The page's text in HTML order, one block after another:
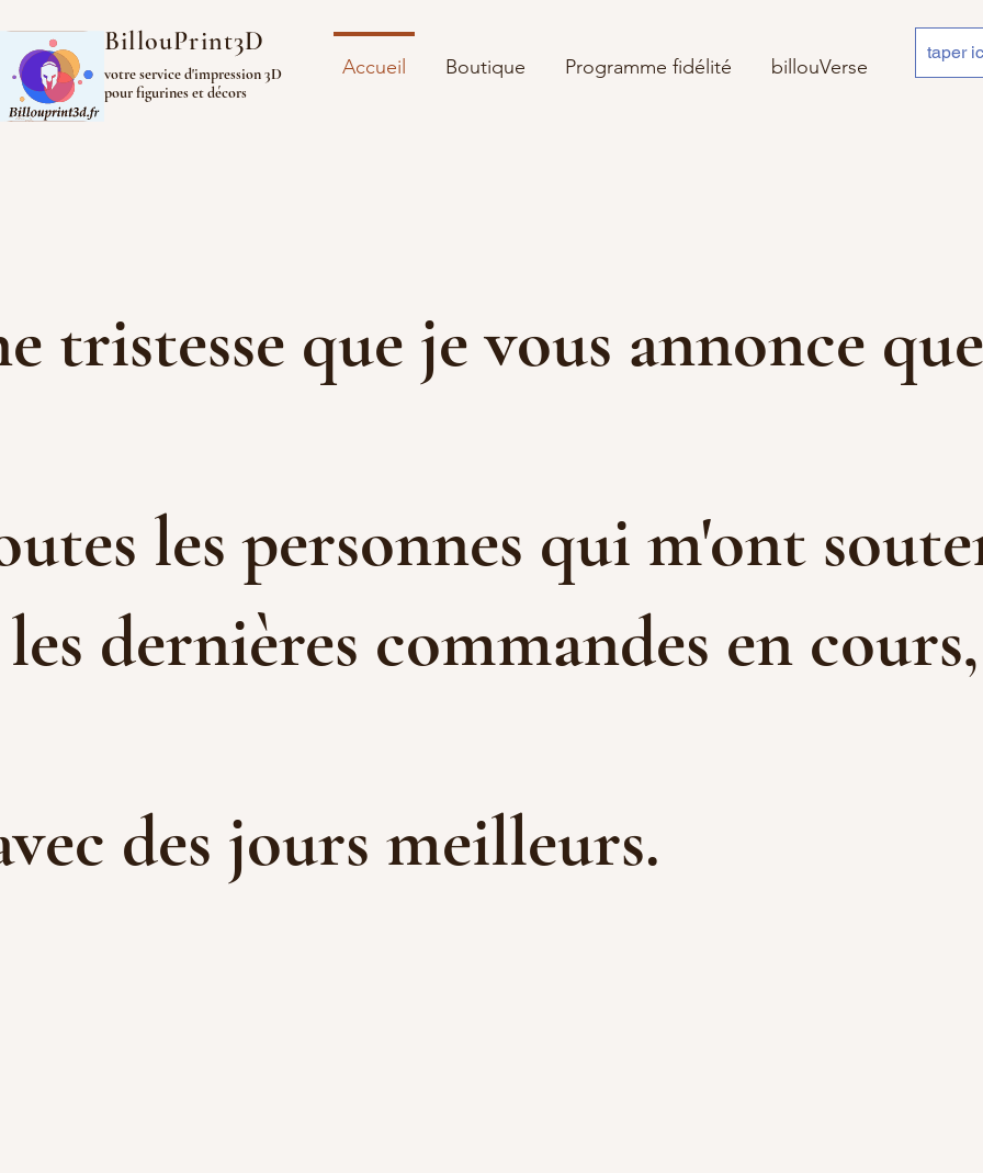
BillouPrint3D
votre service d'impression 3D
pour figurines et décors
Accueil Boutique Programme fidélité billouVerse
tristesse que je vous annonce
les personnes qui m'ont
dernières commandes en
des jours meilleurs.